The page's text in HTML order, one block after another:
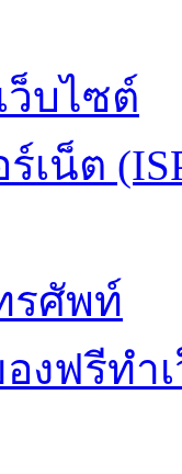
ว็บไซต์
เน็ต
รศัพท์
งฟรีทำ